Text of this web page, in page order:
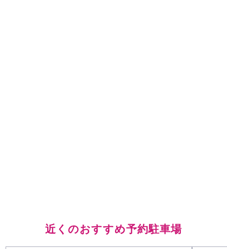
近くのおすすめ予約駐車場